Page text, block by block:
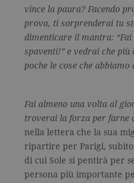
vince la paura? Facendo
prova, ti sorprenderai tu
dimenticare il mantra:
spaventi!” e vedrai che
poche le cose che
Fai almeno una volta al
troverai la forza per farne
nella lettera che la sua
ripartire per Parigi,
di cui Sole si pentirà per
persona più importante